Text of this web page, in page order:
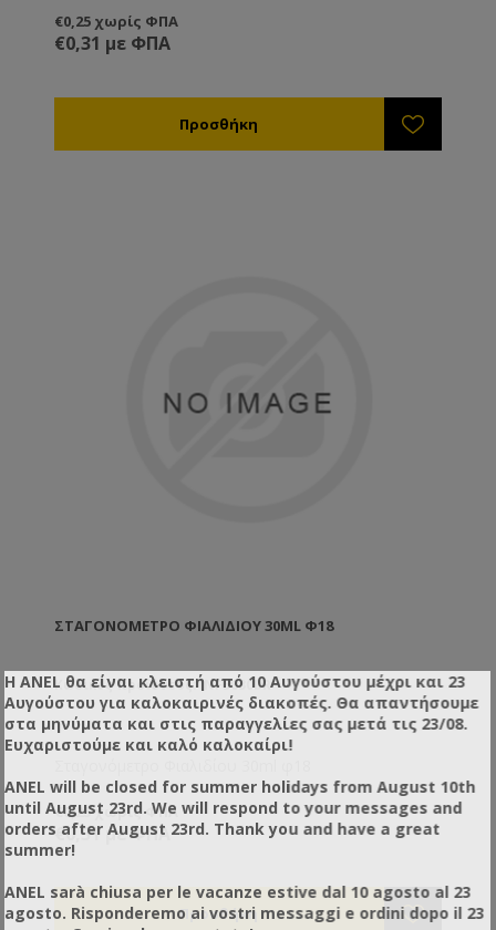
€0,25 χωρίς ΦΠΑ
€0,31 με ΦΠΑ
ΣΤΑΓΟΝΌΜΕΤΡΟ ΦΙΑΛΙΔΊΟΥ 30ML Φ18
Κωδικός προϊόντος: INF5630DR
€0,25 χωρίς ΦΠΑ
€0,31 με ΦΠΑ
Η ANEL θα είναι κλειστή από 10 Αυγούστου μέχρι και 23
Αυγούστου για καλοκαιρινές διακοπές. Θα απαντήσουμε
στα μηνύματα και στις παραγγελίες σας μετά τις 23/08.
Ευχαριστούμε και καλό καλοκαίρι!
ANEL will be closed for summer holidays from August 10th
until August 23rd. We will respond to your messages and
orders after August 23rd. Thank you and have a great
summer!
ANEL sarà chiusa per le vacanze estive dal 10 agosto al 23
agosto. Risponderemo ai vostri messaggi e ordini dopo il 23